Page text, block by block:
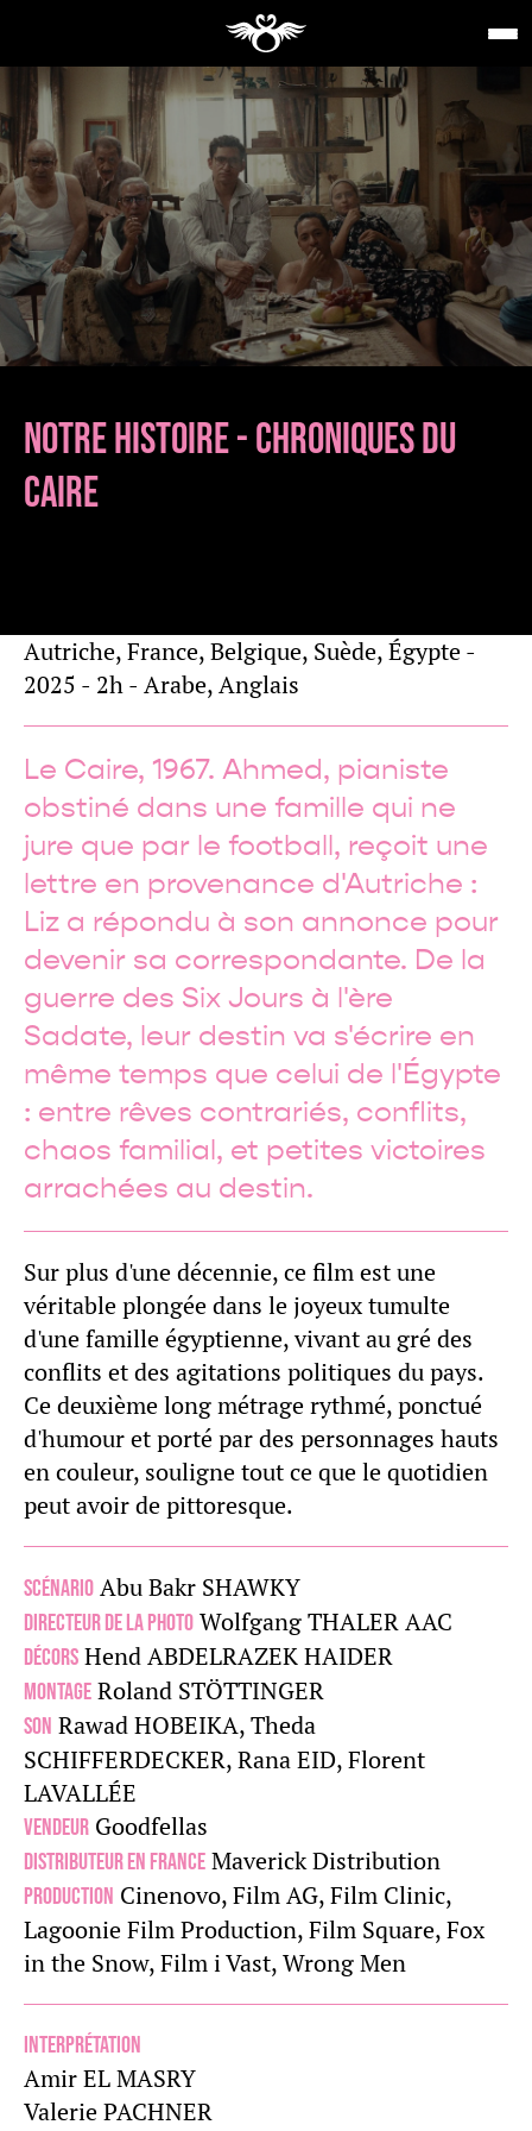
NOTRE HISTOIRE - CHRONIQUES DU
CAIRE
Autriche, France, Belgique, Suède, Égypte -
2025 - 2h - Arabe, Anglais
Le Caire, 1967. Ahmed, pianiste
obstiné dans une famille qui ne
jure que par le football, reçoit une
lettre en provenance d'Autriche :
Liz a répondu à son annonce pour
devenir sa correspondante. De la
guerre des Six Jours à l'ère
Sadate, leur destin va s'écrire en
même temps que celui de l'Égypte
: entre rêves contrariés, conflits,
chaos familial, et petites victoires
arrachées au destin.
Sur plus d'une décennie, ce film est une
véritable plongée dans le joyeux tumulte
d'une famille égyptienne, vivant au gré des
conflits et des agitations politiques du pays.
Ce deuxième long métrage rythmé, ponctué
d'humour et porté par des personnages hauts
en couleur, souligne tout ce que le quotidien
peut avoir de pittoresque.
Scénario Abu Bakr SHAWKY
Directeur de la photo Wolfgang THALER AAC
Décors Hend ABDELRAZEK HAIDER
Montage Roland STÖTTINGER
Son Rawad HOBEIKA, Theda
SCHIFFERDECKER, Rana EID, Florent
LAVALLÉE
Vendeur Goodfellas
Distributeur en France Maverick Distribution
Production Cinenovo, Film AG, Film Clinic,
Lagoonie Film Production, Film Square, Fox
in the Snow, Film i Vast, Wrong Men
Interprétation
Amir EL MASRY
Valerie PACHNER